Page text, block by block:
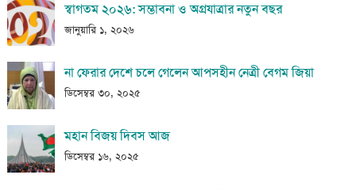
স্বাগতম ২০২৬: সম্ভাবনা ও অগ্রযাত্রার নতুন বছর
জানুয়ারি ১, ২০২৬
না ফেরার দেশে চলে গেলেন আপসহীন নেত্রী বেগম জিয়া
ডিসেম্বর ৩০, ২০২৫
মহান বিজয় দিবস আজ
ডিসেম্বর ১৬, ২০২৫